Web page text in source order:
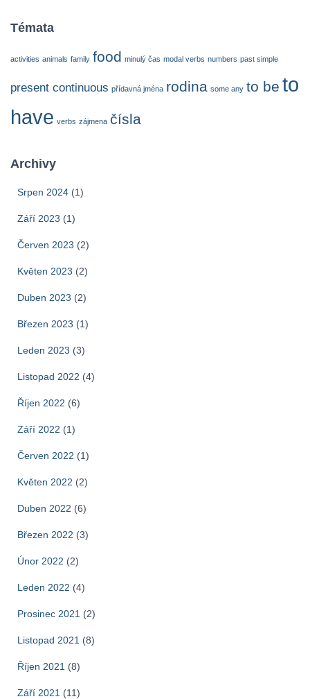
Témata
activities animals family food minulý čas modal verbs numbers past simple
present continuous přídavná jména rodina some any to be to
have verbs zájmena čísla
Archivy
Srpen 2024 (1)
Září 2023 (1)
Červen 2023 (2)
Květen 2023 (2)
Duben 2023 (2)
Březen 2023 (1)
Leden 2023 (3)
Listopad 2022 (4)
Říjen 2022 (6)
Září 2022 (1)
Červen 2022 (1)
Květen 2022 (2)
Duben 2022 (6)
Březen 2022 (3)
Únor 2022 (2)
Leden 2022 (4)
Prosinec 2021 (2)
Listopad 2021 (8)
Říjen 2021 (8)
Září 2021 (11)